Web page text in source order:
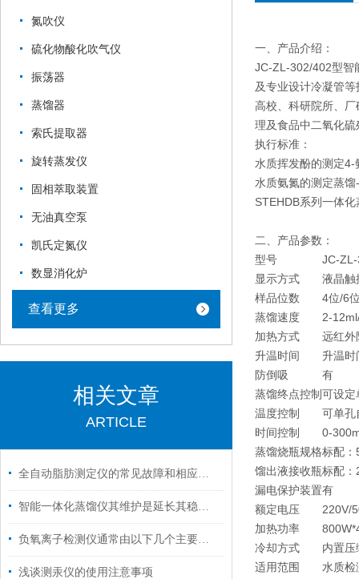
氮吹仪
硫化物酸化吹气仪
振荡器
蒸馏器
索氏提取器
旋转蒸发仪
固相萃取装置
无油真空泵
凯氏定氮仪
数显消化炉
查看更多
相关文章
ARTICLE
全自动脂肪测定仪的常见故障和相应的解决策略
智能一体化蒸馏仪其维护是延长其稳定运行的关键
负氧离子检测仪通常由以下几个主要部分组成
浅谈测汞仪的使用注意事项
一、产品介绍：
JC-ZL-302/402型智
及专业设计冷凝管
高校、科研院所、
理及食品中二氧化
执行标准：
水质挥发酚的测定
水质氨氮的测定蒸
STEHDB系列一体
二、产品参数：
型号
JC-
显示方式
液晶触
样品位数
4位/6
蒸馏速度
2-
加热方式
远红外
升温时间
升温
防倒吸
有
蒸馏终点控制可设定
温度控制
可单
时间控制
0-
蒸馏烧瓶规格标配：
馏出液接收瓶标配：
漏电保护装置有
额定电压
220V/
加热功率
冷却方式
内置
适用范围
水质